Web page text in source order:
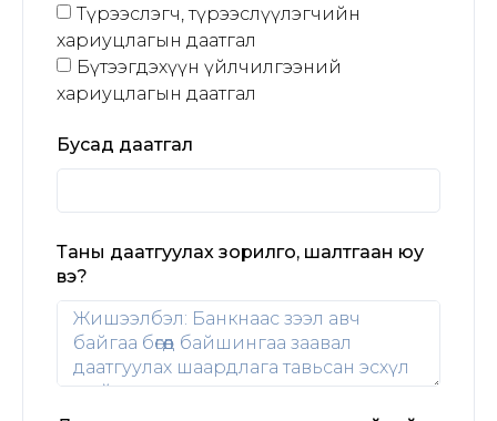
Түрээслэгч, түрээслүүлэгчийн
хариуцлагын даатгал
Бүтээгдэхүүн үйлчилгээний
хариуцлагын даатгал
Бусад даатгал
Таны даатгуулах зорилго, шалтгаан юу
вэ?